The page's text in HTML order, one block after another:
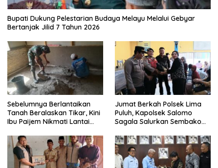
Bupati Dukung Pelestarian Budaya Melayu Melalui Gebyar
Bertanjak Jilid 7 Tahun 2026
Sebelumnya Berlantaikan
Tanah Beralaskan Tikar, Kini
Ibu Paijem Nikmati Lantai
Satgas TMMD Ke-129 Kodim
0208/Asahan
Jumat Berkah Polsek Lima
Puluh, Kapolsek Salomo
Sagala Salurkan Sembako
Gambus